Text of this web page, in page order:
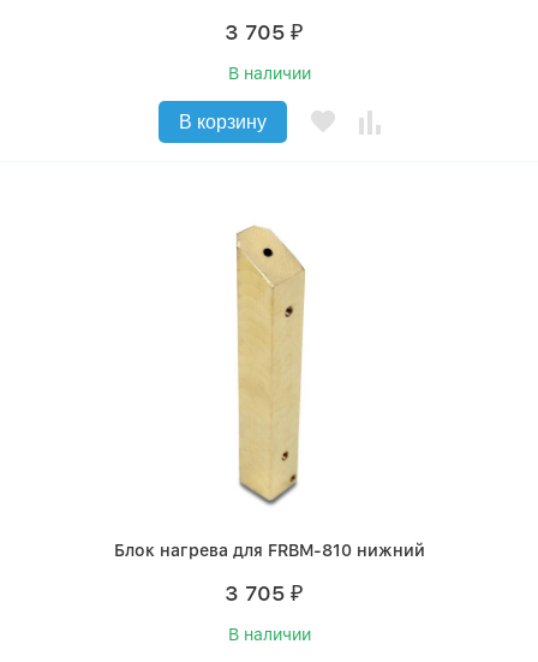
3 705 ₽
В наличии
В корзину
Блок нагрева для FRBM-810 нижний
3 705 ₽
В наличии